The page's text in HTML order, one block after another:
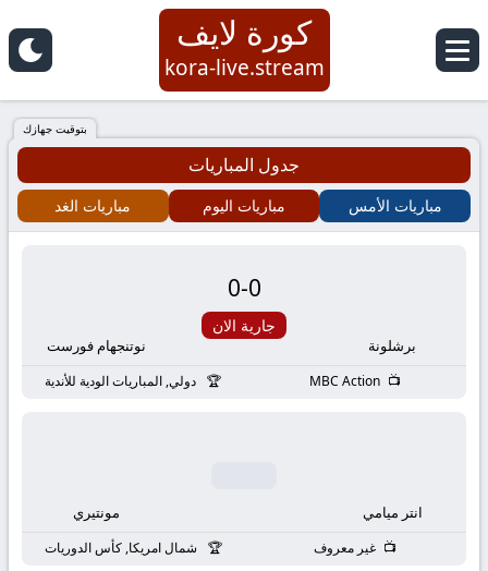
كورة
لايف
|
koora
مباريات
مباشر
كورة لايف
kora-live.stream
بتوقيت جهازك
جدول المباريات
مباريات الأمس مباريات اليوم مباريات الغد
برشلونة
0
-
0
جارية الان
نوتنجهام فورست
MBC Action دولي, المباريات الودية للأندية
انتر ميامي مونتيري
غير معروف شمال امريكا, كأس الدوريات